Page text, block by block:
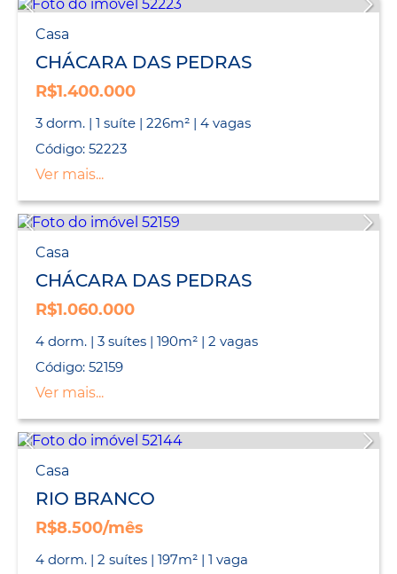
Casa
CHÁCARA DAS PEDRAS
R$1.400.000
3 dorm. | 1 suíte | 226m² | 4 vagas
Código: 52223
Ver mais...
Casa
CHÁCARA DAS PEDRAS
R$1.060.000
4 dorm. | 3 suítes | 190m² | 2 vagas
Código: 52159
Ver mais...
Casa
RIO BRANCO
R$8.500/mês
4 dorm. | 2 suítes | 197m² | 1 vaga